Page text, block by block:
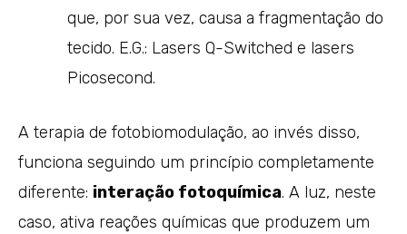
que, por sua vez, causa a fragmentação do
tecido. E.G.: Lasers Q-Switched e lasers
Picosecond.
A terapia de fotobiomodulação, ao invés disso,
funciona seguindo um princípio completamente
diferente: interação fotoquímica. A luz, neste
caso, ativa reações químicas que produzem um